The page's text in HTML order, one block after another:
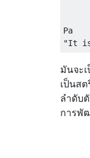
Pa
มันจะ
เป็นส
ลำดับ
การพั